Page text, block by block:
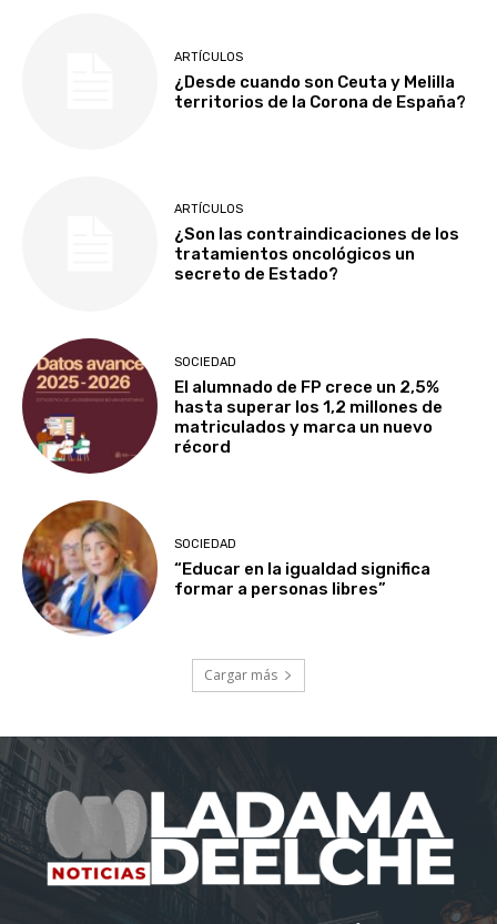
ARTÍCULOS
¿Desde cuando son Ceuta y Melilla
territorios de la Corona de España?
ARTÍCULOS
¿Son las contraindicaciones de los
tratamientos oncológicos un
secreto de Estado?
SOCIEDAD
El alumnado de FP crece un 2,5%
hasta superar los 1,2 millones de
matriculados y marca un nuevo
récord
SOCIEDAD
“Educar en la igualdad significa
formar a personas libres”
Cargar más